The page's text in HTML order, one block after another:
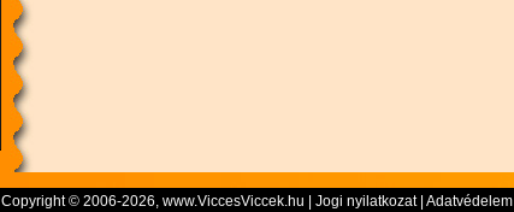
Copyright © 2006-2026, www.ViccesViccek.hu | Jogi nyilatkozat| Adatvédelem